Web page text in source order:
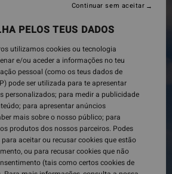
PELOS TEUS DADOS
utilizamos cookies ou tecnologia
e/ou aceder a informações no teu
pessoal (como os teus dados de
pode ser utilizada para te apresentar
personalizados; para medir a publicidade
para apresentar anúncios
mais sobre o nosso público; para
produtos dos nossos parceiros. Podes
aceitar ou recusar cookies que estão
ou para recusar cookies que não
(tais como certos cookies de
Continuar sem aceitar